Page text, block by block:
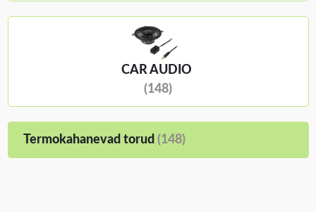
CAR AUDIO
(148)
Termokahanevad torud (148)